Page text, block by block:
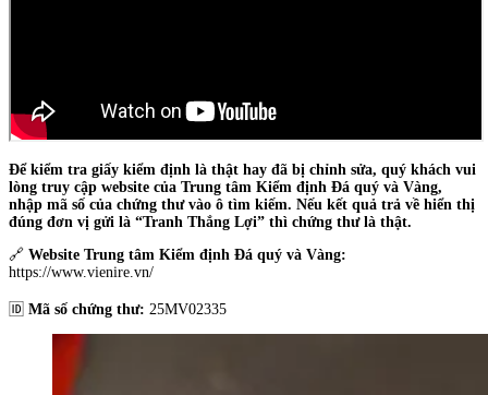
Để kiểm tra giấy kiểm định là thật hay đã bị chỉnh sửa, quý khách vui
lòng truy cập website của Trung tâm Kiểm định Đá quý và Vàng,
nhập mã số của chứng thư vào ô tìm kiếm. Nếu kết quả trả về hiển thị
đúng đơn vị gửi là “Tranh Thắng Lợi” thì chứng thư là thật.
🔗 Website Trung tâm Kiểm định Đá quý và Vàng:
https://www.vienire.vn/
🆔 Mã số chứng thư: 25MV02335